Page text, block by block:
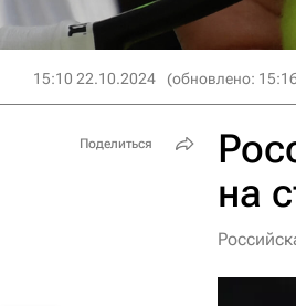
15:10 22.10.2024 (обновлено:
на
Поделиться